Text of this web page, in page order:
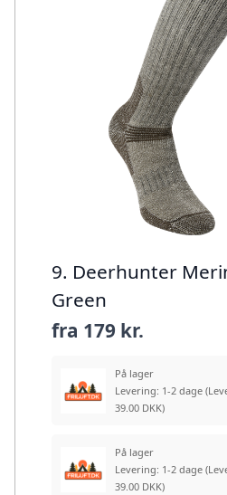
9. Deerhunter
Green
fra 179 kr.
På lager
Levering: 1-2 dage
39.00 DKK)
På lager
Levering: 1-2 dage
39.00 DKK)